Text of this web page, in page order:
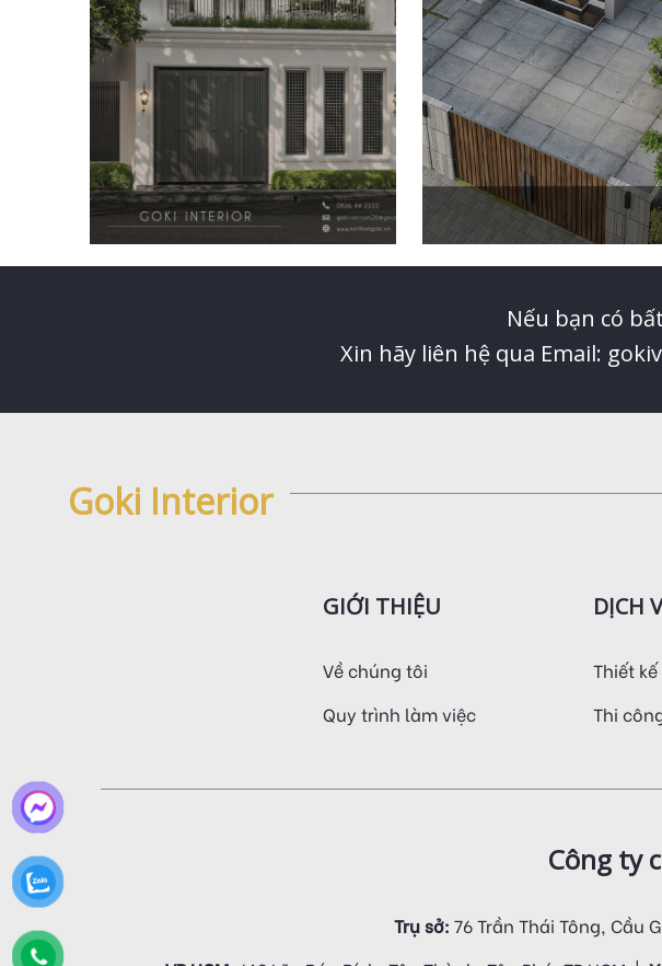
Nếu bạn có
Xin hãy liên hệ qua Email:
Goki Interior
GIỚI THIỆU
Về chúng tôi
Quy trình làm việc
DỊCH
Thiết
Thi
Công ty
Trụ sở: 76 Trần Thái Tông, Cầu